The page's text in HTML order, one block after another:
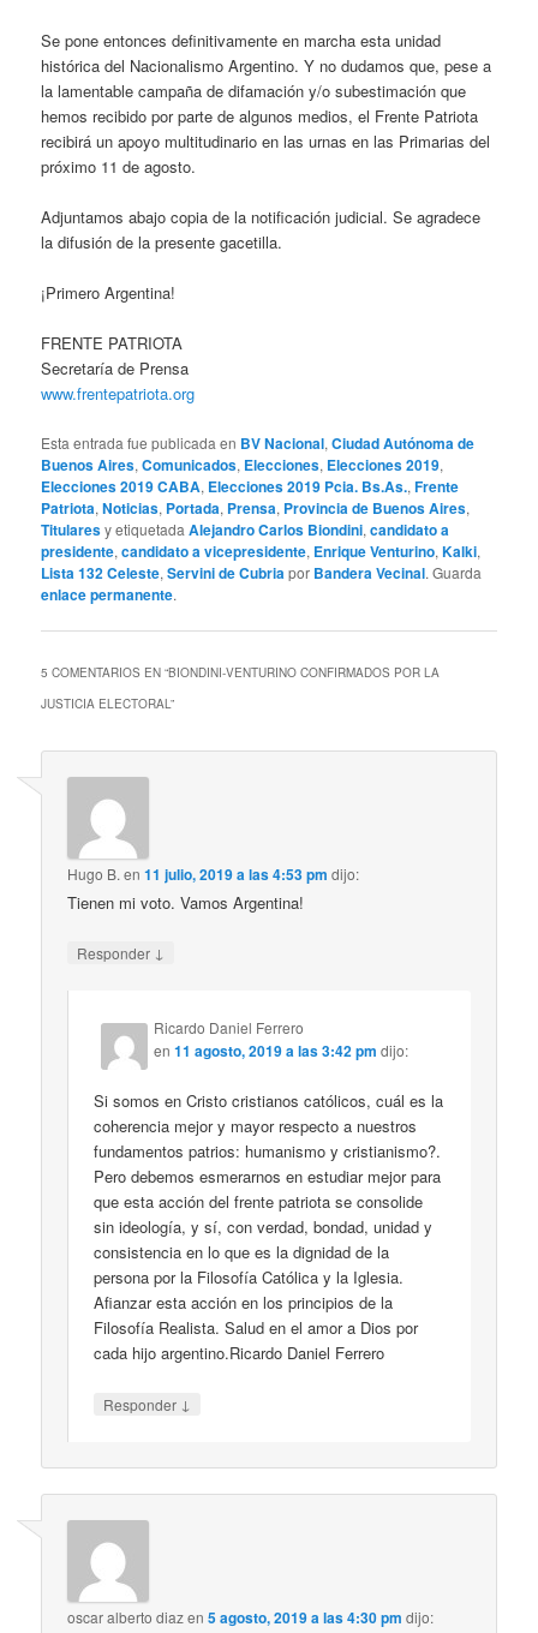
Se pone entonces definitivamente en marcha esta unidad
histórica del Nacionalismo Argentino. Y no dudamos que, pese a
la lamentable campaña de difamación y/o subestimación que
hemos recibido por parte de algunos medios, el Frente Patriota
recibirá un apoyo multitudinario en las urnas en las Primarias del
próximo 11 de agosto.
Adjuntamos abajo copia de la notificación judicial. Se agradece
la difusión de la presente gacetilla.
¡Primero Argentina!
FRENTE PATRIOTA
Secretaría de Prensa
www.frentepatriota.org
Esta entrada fue publicada en BV Nacional,Ciudad Autónoma de
Buenos Aires,Comunicados, Elecciones, Elecciones 2019,
Elecciones 2019 CABA, Elecciones 2019 Pcia. Bs.As.,Frente
Patriota,Noticias, Portada, Prensa, Provincia de Buenos Aires,
Titularesy etiquetadaAlejandro Carlos Biondini,candidato a
presidente,candidato a vicepresidente, Enrique Venturino,Kalki,
Lista 132 Celeste,Servini de Cubria por Bandera Vecinal. Guarda
enlace permanente.
5 COMENTARIOS EN “BIONDINI-VENTURINO CONFIRMADOS POR LA
JUSTICIA ELECTORAL”
Hugo B. en11 julio, 2019 a las 4:53 pm dijo:
Tienen mi voto. Vamos Argentina!
Responder ↓
Ricardo Daniel Ferrero
en11 agosto, 2019 a las 3:42 pm dijo:
Si somos en Cristo cristianos católicos, cuál es la
coherencia mejor y mayor respecto a nuestros
fundamentos patrios: humanismo y cristianismo?.
Pero debemos esmerarnos en estudiar mejor para
que esta acción del frente patriota se consolide
sin ideología, y sí, con verdad, bondad, unidad y
consistencia en lo que es la dignidad de la
persona por la Filosofía Católica y la Iglesia.
Afianzar esta acción en los principios de la
Filosofía Realista. Salud en el amor a Dios por
cada hijo argentino.Ricardo Daniel Ferrero
Responder ↓
oscar alberto diazen5 agosto, 2019 a las 4:30 pm dijo: